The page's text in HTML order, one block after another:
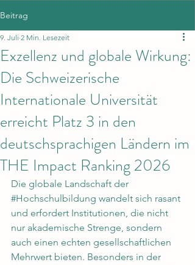
Beitrag
Exzellenz und globale Wirkung:
Die Schweizerische
Internationale Universität
erreicht Platz 3 in den
deutschsprachigen Ländern im
THE Impact Ranking 2026
9. Juli 2 Min. Lesezeit
Die globale Landschaft der
#Hochschulbildung wandelt sich rasant
und erfordert Institutionen, die nicht
nur akademische Strenge, sondern
auch einen echten gesellschaftlichen
Mehrwert bieten. Besonders in der